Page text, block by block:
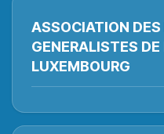
ASSOCIATION DES
GENERALISTES
LUXEMBOURG